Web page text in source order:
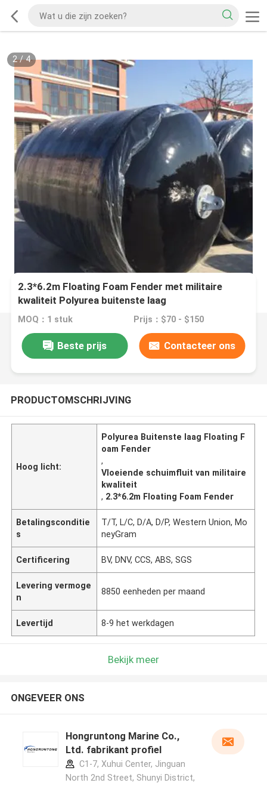
2/4
2.3*6.2m Floating Foam Fender met militaire
kwaliteit Polyurea buitenste laag
MOQ：1 stuk Prijs：$70 - $150
Beste prijs Contacteer ons
PRODUCTOMSCHRIJVING
Hoog licht:
Polyurea Buitenste laag Floating F
oam Fender
,
Vloeiende schuimfluit van militaire
kwaliteit
, 2.3*6.2m Floating Foam Fender
Betalingsconditie
s
T/T, L/C, D/A, D/P, Western Union, Mo
neyGram
Certificering BV, DNV, CCS, ABS, SGS
Levering vermoge
n
8850 eenheden per maand
Levertijd 8-9 het werkdagen
Bekijk meer
ONGEVEER ONS
Hongruntong Marine Co.,
Ltd. fabrikant profiel
C1-7, Xuhui Center, Jinguan
North 2nd Street, Shunyi District,